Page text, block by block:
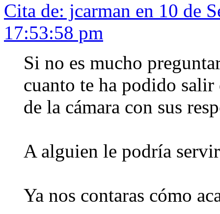
Cita de: jcarman en 10 de
17:53:58 pm
Si no es mucho
cuanto te ha podido
de la cámara con sus
A alguien le podría
Ya nos contaras cómo